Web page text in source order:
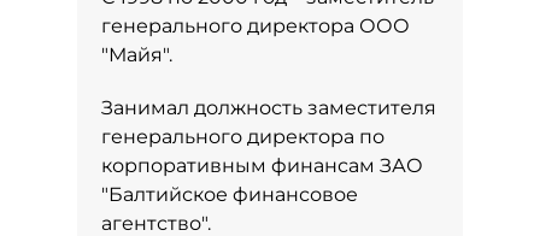
генерального директора ООО
"Майя".
Занимал должность заместителя
генерального директора по
корпоративным финансам ЗАО
"Балтийское финансовое
агентство".